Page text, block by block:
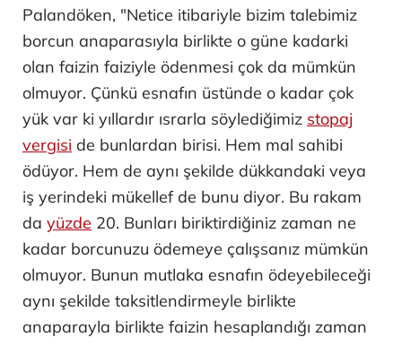
Palandöken, "Netice itibariyle bizim talebimiz
borcun anaparasıyla birlikte o güne kadarki
olan faizin faiziyle ödenmesi çok da mümkün
olmuyor. Çünkü esnafın üstünde o kadar çok
yük var ki yıllardır ısrarla söylediğimiz stopaj
vergisi de bunlardan birisi. Hem mal sahibi
ödüyor. Hem de aynı şekilde dükkandaki veya
iş yerindeki mükellef de bunu diyor. Bu rakam
da yüzde 20. Bunları biriktirdiğiniz zaman ne
kadar borcunuzu ödemeye çalışsanız mümkün
olmuyor. Bunun mutlaka esnafın ödeyebileceği
aynı şekilde taksitlendirmeyle birlikte
anaparayla birlikte faizin hesaplandığı zaman